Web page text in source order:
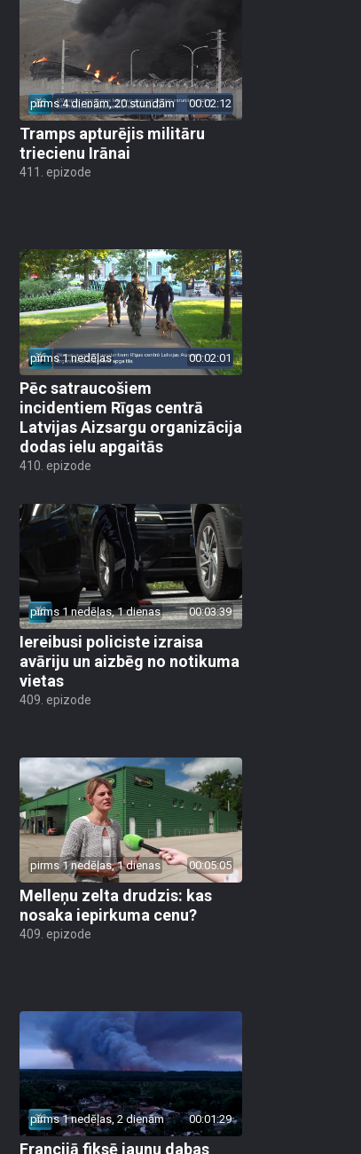
pirms 4 dienām, 20 stundām 00:02:12
Tramps apturējis militāru
triecienu Irānai
411. epizode
pirms 1 nedēļas 00:02:01
Pēc satraucošiem
incidentiem Rīgas centrā
Latvijas Aizsargu organizācija
dodas ielu apgaitās
410. epizode
pirms 1 nedēļas, 1 dienas 00:03:39
Iereibusi policiste izraisa
avāriju un aizbēg no notikuma
vietas
409. epizode
pirms 1 nedēļas, 1 dienas 00:05:05
Melleņu zelta drudzis: kas
nosaka iepirkuma cenu?
409. epizode
pirms 1 nedēļas, 2 dienām 00:01:29
Francijā fiksē jaunu dabas